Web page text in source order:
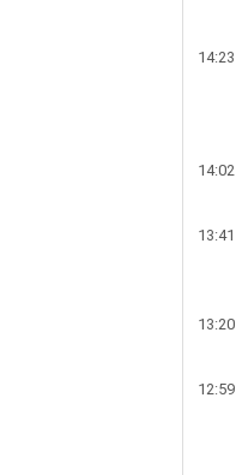
14:23
14:02
13:41
13:20
12:59